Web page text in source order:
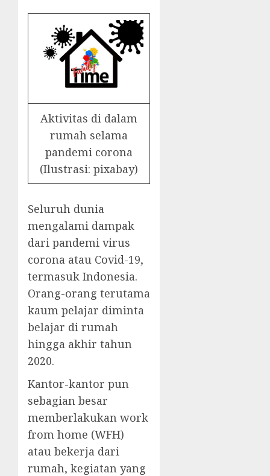
Aktivitas di dalam
rumah selama
pandemi corona
(Ilustrasi: pixabay)
Seluruh dunia
mengalami dampak
dari pandemi virus
corona atau Covid-19,
termasuk Indonesia.
Orang-orang terutama
kaum pelajar diminta
belajar di rumah
hingga akhir tahun
2020.
Kantor-kantor pun
sebagian besar
memberlakukan work
from home (WFH)
atau bekerja dari
rumah, kegiatan yang